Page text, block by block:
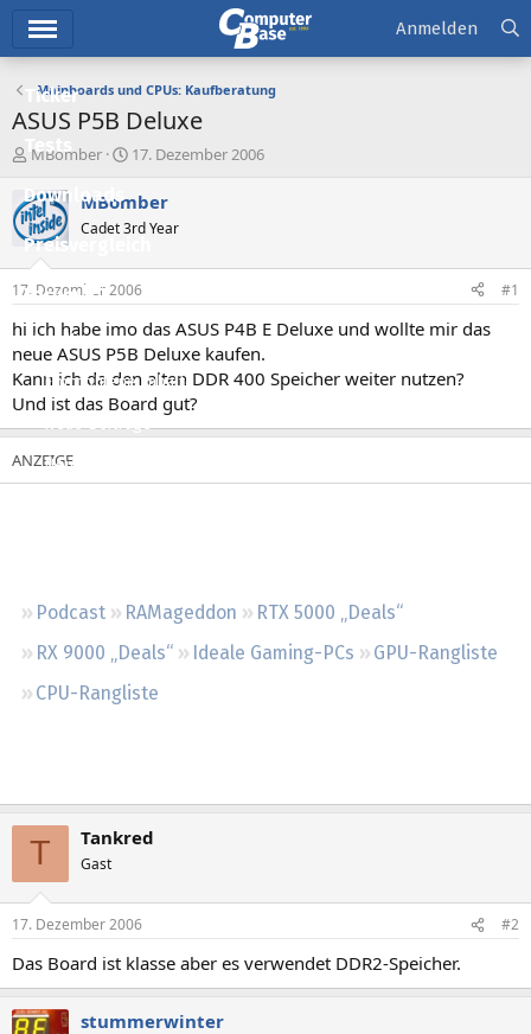
Ticker
Tests
Downloads
Preisvergleich
Forum
Aktuelles
Empfohlene Inhalte
Neue Beiträge
Neueste Aktivitäten
Podcast RAMageddon
RTX 5000 „Deals“
RX 9000 „Deals“
Ideale Gaming-PCs
GPU-Rangliste
CPU-Rangliste
Anmelden
Mainboards und CPUs: Kaufberatung
ASUS P5B Deluxe
E
s
t
e
e
r
MBomber
E
s
e
l
t
a
m
17. Dezember 2006
MBomber
Cadet 3rd Year
17. Dezember 2006 #1
hi ich habe imo das ASUS P4B E Deluxe und wollte mir das
neue ASUS P5B Deluxe kaufen.
Kann ich da den alten DDR 400 Speicher weiter nutzen?
Und ist das Board gut?
T Tankred
Gast
17. Dezember 2006 #2
Das Board ist klasse aber es verwendet DDR2-Speicher.
stummerwinter